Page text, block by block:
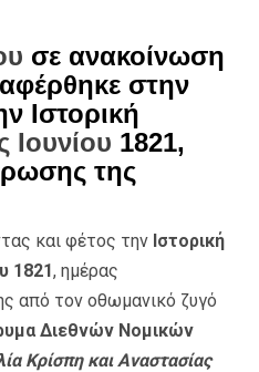
σε ανακοίνωση
στην
Ιστορική
Ιουνίου 1821,
της
και φέτος την Ιστορική
1821, ημέρας
από τον οθωμανικό ζυγό
Διεθνών Νομικών
Κρίσπη και Αναστασίας